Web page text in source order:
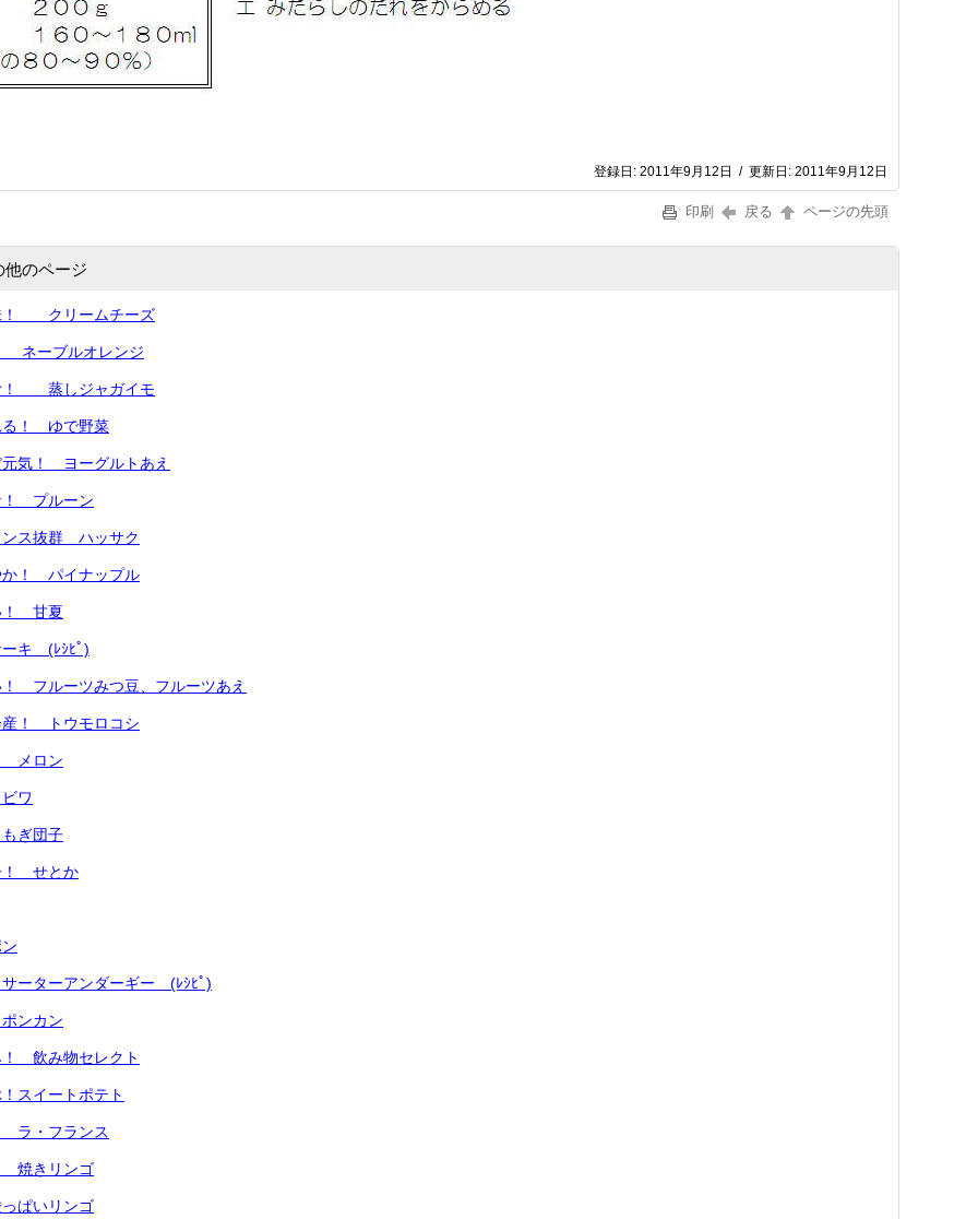
登録日: 2011年9月12日 / 更新日: 2011年9月12日
印刷 戻る ページの先頭
他のページ
！ クリームチーズ
ネーブルオレンジ
！ 蒸しジャガイモ
る！ ゆで野菜
気！ ヨーグルトあえ
！ プルーン
ンス抜群 ハッサク
か！ パイナップル
！ 甘夏
ーキ (ﾚｼﾋﾟ)
フルーツみつ豆、フルーツあえ
産！ トウモロコシ
メロン
ワ
ぎ団子
！ せとか
ーターアンダーギー (ﾚｼﾋﾟ)
ンカン
！ 飲み物セレクト
スイートポテト
ラ・フランス
焼きリンゴ
ぱいリンゴ